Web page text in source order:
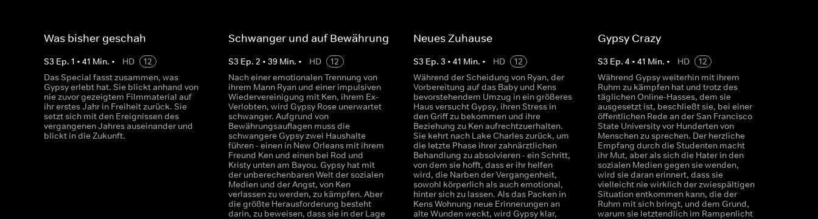
Was bisher geschah
S3 Ep. 1 • 41 Min. • HD
12
Das Special fasst zusammen, was
Gypsy erlebt hat. Sie blickt anhand von
nie zuvor gezeigtem Filmmaterial auf
ihr erstes Jahr in Freiheit zurück. Sie
setzt sich mit den Ereignissen des
vergangenen Jahres auseinander und
blickt in die Zukunft.
Schwanger und auf Bewährung
S3 Ep.2 •39 Min. • HD
12
Nach einer emotionalen Trennung von
ihrem Mann Ryan und einer impulsiven
Wiedervereinigung mit Ken, ihrem Ex-
Verlobten, wird Gypsy Rose unerwartet
schwanger. Aufgrund von
Bewährungsauflagen muss die
schwangere Gypsy zwei Haushalte
führen - einen in New Orleans mit ihrem
Freund Ken und einen bei Rod und
Kristy unten am Bayou. Gypsy hat mit
der unberechenbaren Welt der sozialen
Medien und der Angst, von Ken
verlassen zu werden, zu kämpfen. Aber
die größte Herausforderung besteht
darin, zu beweisen, dass sie in der Lage
Neues Zuhause
S3 Ep. 3 • 41 Min. • HD
12
Während der Scheidung von Ryan, der
Vorbereitung auf das Baby und Kens
bevorstehendem Umzug in ein größeres
Haus versucht Gypsy, ihren Stress in
den Griff zu bekommen und ihre
Beziehung zu Ken aufrechtzuerhalten.
Sie kehrt nach Lake Charles zurück, um
die letzte Phase ihrer zahnärztlichen
Behandlung zu absolvieren - ein Schritt,
von dem sie hofft, dass er ihr helfen
wird, die Narben der Vergangenheit,
sowohl körperlich als auch emotional,
hinter sich zu lassen. Als das Packen in
Kens Wohnung neue Erinnerungen an
alte Wunden weckt, wird Gypsy klar,
Gypsy Crazy
S3 Ep. 4 • 41 Min. • HD
12
Während Gypsy weiterhin mit ihrem
Ruhm zu kämpfen hat und trotz des
täglichen Online-Hasses, dem sie
ausgesetzt ist, beschließt sie, bei einer
öffentlichen Rede an der San Francisco
State University vor Hunderten von
Menschen zu sprechen. Der herzliche
Empfang durch die Studenten macht
ihr Mut, aber als sich die Hater in den
sozialen Medien gegen sie wenden,
wird sie daran erinnert, dass sie
vielleicht nie wirklich der zwiespältigen
Situation entkommen kann, die der
Ruhm mit sich bringt, und dem Grund,
warum sie letztendlich im Rampenlicht